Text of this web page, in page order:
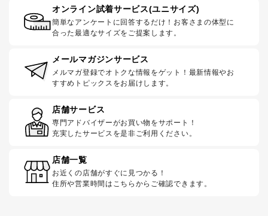
オンライン試着サービス(ユニサイズ)
簡単なアンケートに回答するだけ！お客さまの体型に
合った最適なサイズをご提案します。
メールマガジンサービス
メルマガ登録でオトクな情報をゲット！最新情報やお
すすめトピックスをお届けします。
店舗サービス
専門アドバイザーがお買い物をサポート！
充実したサービスを是非ご利用ください。
店舗一覧
お近くの店舗がすぐに見つかる！
住所や営業時間はこちらからご確認できます。